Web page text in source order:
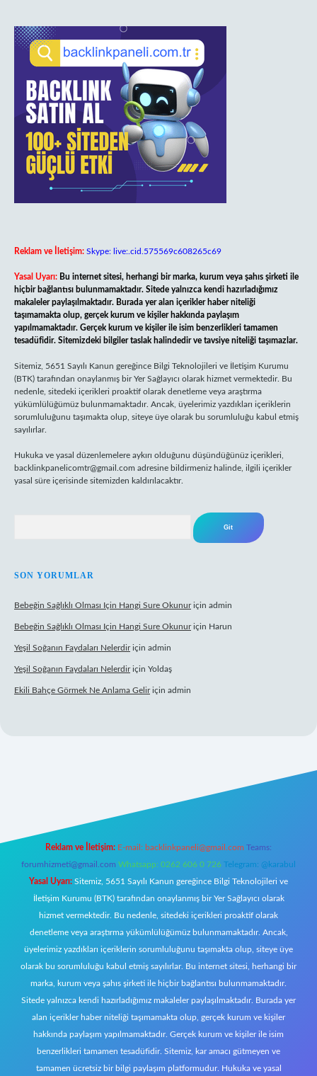
Reklam ve İletişim: Skype: live:.cid.575569c608265c69
Yasal Uyarı: Bu internet sitesi, herhangi bir marka, kurum veya şahıs şirketi ile
hiçbir bağlantısı bulunmamaktadır. Sitede yalnızca kendi hazırladığımız
makaleler paylaşılmaktadır. Burada yer alan içerikler haber niteliği
taşımamakta olup, gerçek kurum ve kişiler hakkında paylaşım
yapılmamaktadır. Gerçek kurum ve kişiler ile isim benzerlikleri tamamen
tesadüfidir. Sitemizdeki bilgiler taslak halindedir ve tavsiye niteliği taşımazlar.
Sitemiz, 5651 Sayılı Kanun gereğince Bilgi Teknolojileri ve İletişim Kurumu
(BTK) tarafından onaylanmış bir Yer Sağlayıcı olarak hizmet vermektedir. Bu
nedenle, sitedeki içerikleri proaktif olarak denetleme veya araştırma
yükümlülüğümüz bulunmamaktadır. Ancak, üyelerimiz yazdıkları içeriklerin
sorumluluğunu taşımakta olup, siteye üye olarak bu sorumluluğu kabul etmiş
sayılırlar.
Hukuka ve yasal düzenlemelere aykırı olduğunu düşündüğünüz içerikleri,
backlinkpanelicomtr@gmail.com adresine bildirmeniz halinde, ilgili içerikler
yasal süre içerisinde sitemizden kaldırılacaktır.
SON YORUMLAR
Bebeğin Sağlıklı Olması Için Hangi Sure Okunuriçin admin
Bebeğin Sağlıklı Olması Için Hangi Sure Okunuriçin Harun
Yeşil Soğanın Faydaları Nelerdiriçin admin
Yeşil Soğanın Faydaları Nelerdiriçin Yoldaş
Ekili Bahçe Görmek Ne Anlama Geliriçin admin
Reklam ve İletişim: E-mail: backlinkpaneli@gmail.com Teams:
forumhizmeti@gmail.com Whatsapp: 0262 606 0 726 Telegram: @karabul
Yasal Uyarı: Sitemiz, 5651 Sayılı Kanun gereğince Bilgi Teknolojileri ve
İletişim Kurumu (BTK) tarafından onaylanmış bir Yer Sağlayıcı olarak
hizmet vermektedir. Bu nedenle, sitedeki içerikleri proaktif olarak
denetleme veya araştırma yükümlülüğümüz bulunmamaktadır. Ancak,
üyelerimiz yazdıkları içeriklerin sorumluluğunu taşımakta olup, siteye üye
olarak bu sorumluluğu kabul etmiş sayılırlar. Bu internet sitesi, herhangi bir
marka, kurum veya şahıs şirketi ile hiçbir bağlantısı bulunmamaktadır.
Sitede yalnızca kendi hazırladığımız makaleler paylaşılmaktadır. Burada yer
alan içerikler haber niteliği taşımamakta olup, gerçek kurum ve kişiler
hakkında paylaşım yapılmamaktadır. Gerçek kurum ve kişiler ile isim
benzerlikleri tamamen tesadüfidir. Sitemiz, kar amacı gütmeyen ve
tamamen ücretsiz bir bilgi paylaşım platformudur. Hukuka ve yasal